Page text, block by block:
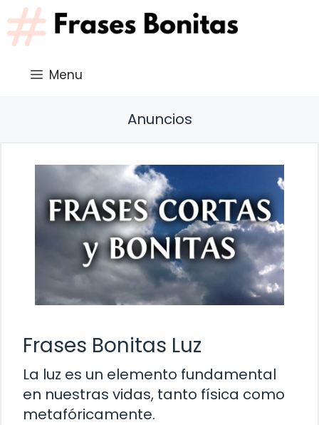
Saltar
al
contenido
Menu
Anuncios
Frases Bonitas Luz
La luz es un elemento fundamental
en nuestras vidas, tanto física como
metafóricamente.